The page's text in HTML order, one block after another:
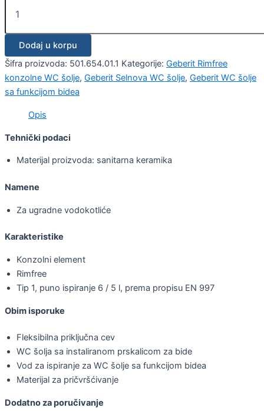
Dodaj u korpu
Šifra proizvoda: 501.654.01.1 Kategorije: Geberit Rimfree
konzolne WC šolje, Geberit Selnova WC šolje, Geberit WC šolje
sa funkcijom bidea
Opis
Tehnički podaci
Materijal proizvoda: sanitarna keramika
Namene
Za ugradne vodokotliće
Karakteristike
Konzolni element
Rimfree
Tip 1, puno ispiranje 6 / 5 l, prema propisu EN 997
Obim isporuke
Fleksibilna priključna cev
WC šolja sa instaliranom prskalicom za bide
Vod za ispiranje za WC šolje sa funkcijom bidea
Materijal za pričvršćivanje
Dodatno za poručivanje